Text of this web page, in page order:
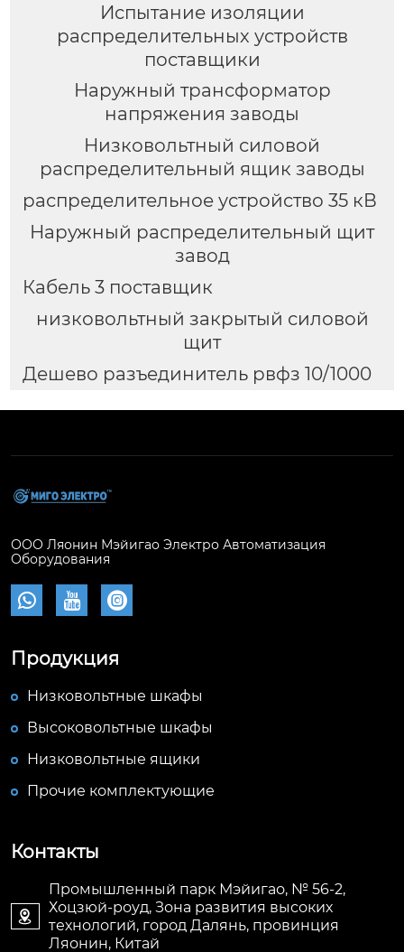
Испытание изоляции
распределительных устройств
поставщики
Наружный трансформатор
напряжения заводы
Низковольтный силовой
распределительный ящик заводы
распределительное устройство 35 кВ
Наружный распределительный щит
завод
Кабель 3 поставщик
низковольтный закрытый силовой
щит
Дешево разъединитель рвфз 10/1000
ООО Ляонин Мэйигао Электро Автоматизация
Оборудования
  
Продукция
Низковольтные шкафы
Высоковольтные шкафы
Низковольтные ящики
Прочие комплектующие
Контакты

Промышленный парк Мэйигао, № 56-2,
Хоцзюй-роуд, Зона развития высоких
технологий, город Далянь, провинция
Ляонин, Китай